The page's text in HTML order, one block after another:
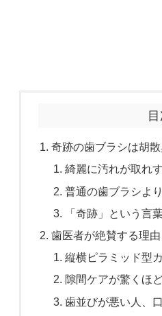
奇跡の歯ブラシは胡
綺麗に汚れが取れ
普通の歯ブラシよ
「奇跡」という言
歯医者が絶賛する理由
縦横ピラミッド型
隙間ケアが驚くほ
歯並びが悪い人、